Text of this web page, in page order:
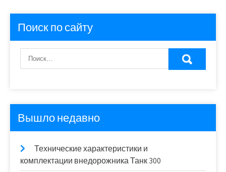
Поиск по сайту
Вышло недавно
Технические характеристики и
комплектации внедорожника Танк 300